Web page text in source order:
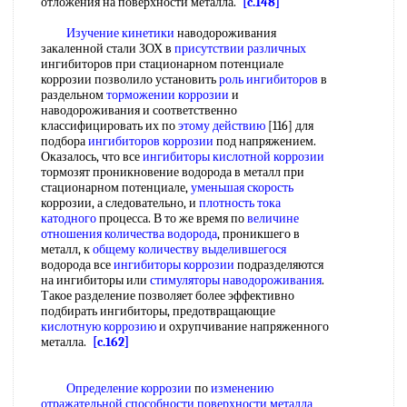
Изучение кинетики наводороживания
закаленной стали ЗОХ в присутствии различных
ингибиторов при стационарном потенциале
коррозии позволило установитьроль ингибиторов в
раздельномторможении коррозии и
наводороживания и соответственно
классифицировать их поэтому действию [116] для
подбораингибиторов коррозии под напряжением.
Оказалось, что всеингибиторы кислотной коррозии
тормозят проникновение водорода в металл при
стационарном потенциале,уменьшая скорость
коррозии, а следовательно, и плотность тока
катодногопроцесса. В то же время повеличине
отношенияколичества водорода, проникшего в
металл, кобщему количеству выделившегося
водорода всеингибиторы коррозии подразделяются
на ингибиторы или стимуляторы наводороживания.
Такое разделение позволяет более эффективно
подбирать ингибиторы, предотвращающие
кислотную коррозиюи охрупчивание напряженного
металла.
[c.162]
Определение коррозии поизменению
отражательной способности поверхности металла